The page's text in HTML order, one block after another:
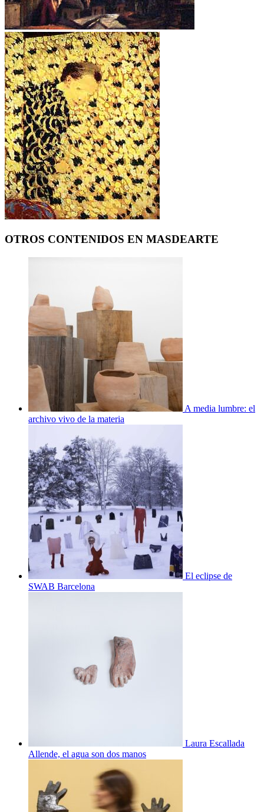
OTROS CONTENIDOS EN MASDEARTE
A media lumbre: el
archivo vivo de la materia
El eclipse de
SWAB Barcelona
Laura Escallada
Allende, el agua son dos manos